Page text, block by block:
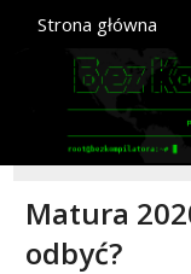
Strona główna
Matura
odbyć?